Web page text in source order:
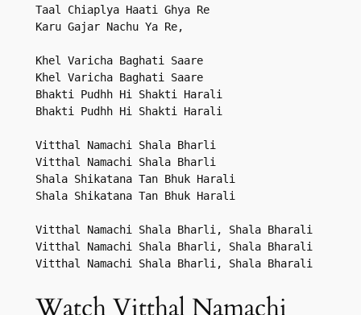
Taal Chiaplya Haati Ghya Re
Karu Gajar Nachu Ya Re,
Khel Varicha Baghati Saare
Khel Varicha Baghati Saare
Bhakti Pudhh Hi Shakti Harali
Bhakti Pudhh Hi Shakti Harali
Vitthal Namachi Shala Bharli
Vitthal Namachi Shala Bharli
Shala Shikatana Tan Bhuk Harali
Shala Shikatana Tan Bhuk Harali
Vitthal Namachi Shala Bharli, Shala Bharali
Vitthal Namachi Shala Bharli, Shala Bharali
Vitthal Namachi Shala Bharli, Shala Bharali
Watch Vitthal Namachi